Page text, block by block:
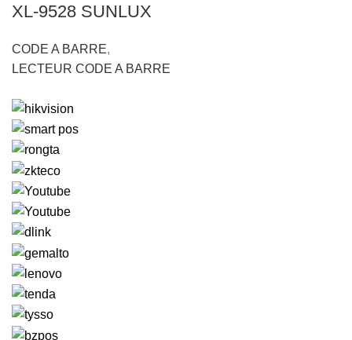
XL-9528 SUNLUX
CODE A BARRE,
LECTEUR CODE A BARRE